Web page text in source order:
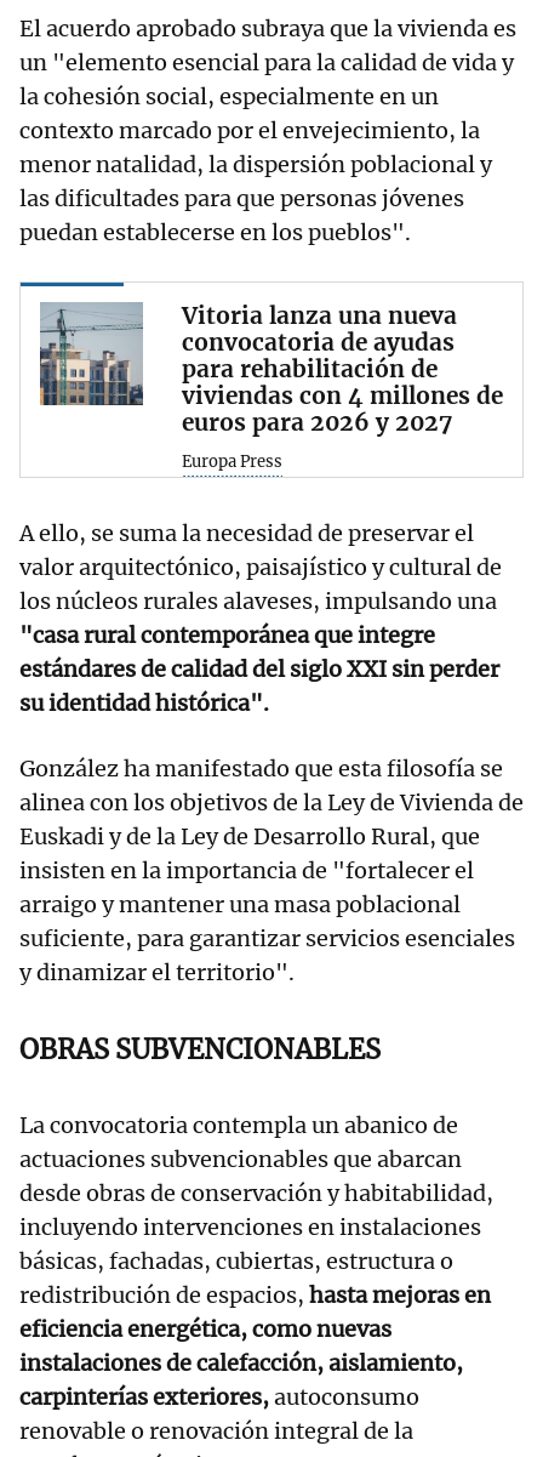
El acuerdo aprobado subraya que la vivienda es
un "elemento esencial para la calidad de vida y
la cohesión social, especialmente en un
contexto marcado por el envejecimiento, la
menor natalidad, la dispersión poblacional y
las dificultades para que personas jóvenes
puedan establecerse en los pueblos".
Vitoria lanza una nueva
convocatoria de ayudas
para rehabilitación de
viviendas con 4 millones de
euros para 2026 y 2027
Europa Press
A ello, se suma la necesidad de preservar el
valor arquitectónico, paisajístico y cultural de
los núcleos rurales alaveses, impulsando una
"casa rural contemporánea que integre
estándares de calidad del siglo XXI sin perder
su identidad histórica".
González ha manifestado que esta filosofía se
alinea con los objetivos de la Ley de Vivienda de
Euskadi y de la Ley de Desarrollo Rural, que
insisten en la importancia de "fortalecer el
arraigo y mantener una masa poblacional
suficiente, para garantizar servicios esenciales
y dinamizar el territorio".
OBRAS SUBVENCIONABLES
La convocatoria contempla un abanico de
actuaciones subvencionables que abarcan
desde obras de conservación y habitabilidad,
incluyendo intervenciones en instalaciones
básicas, fachadas, cubiertas, estructura o
redistribución de espacios, hasta mejoras en
eficiencia energética, como nuevas
instalaciones de calefacción, aislamiento,
carpinterías exteriores,autoconsumo
renovable o renovación integral de la